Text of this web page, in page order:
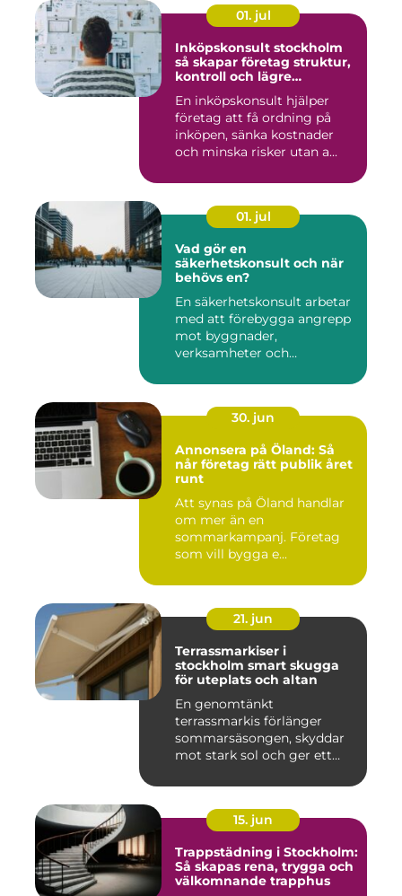
01. jul
Inköpskonsult stockholm
så skapar företag struktur,
kontroll och lägre
En inköpskonsult hjälper
företag att få ordning på
inköpen, sänka kostnader
och minska risker utan a...
01. jul
Vad gör en
säkerhetskonsult och när
behövs en?
En säkerhetskonsult arbetar
med att förebygga angrepp
mot byggnader,
verksamheter och
30. jun
Annonsera på Öland: Så
når företag rätt publik året
runt
Att synas på Öland handlar
om mer än en
sommarkampanj. Företag
som vill bygga e...
21. jun
Terrassmarkiser i
stockholm smart skugga
för uteplats och altan
En genomtänkt
terrassmarkis förlänger
sommarsäsongen, skyddar
mot stark sol och ger ett
15. jun
Trappstädning i Stockholm:
Så skapas rena, trygga och
välkomnande trapphus